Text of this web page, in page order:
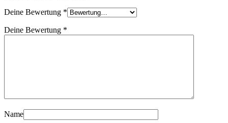
Deine Bewertung *
Deine Bewertung *
Name